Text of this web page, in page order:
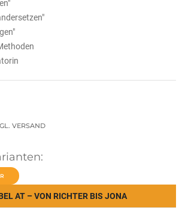
VERSAND
AT – VON RICHTER BIS JONA